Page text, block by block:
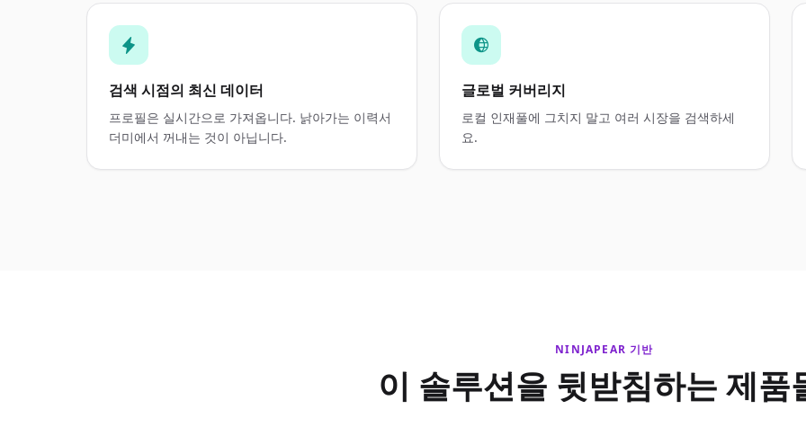
검색 시점의 최신 데이터
프로필은 실시간으로 가져옵니다. 낡아가는 이력서
더미에서 꺼내는 것이 아닙니다.
글로벌 커버리지
로컬 인재풀에 그치지 말고 여러 시장을 검색하세
요.
NINJAPEAR 기반
이 솔루션을 뒷받침하는 제품